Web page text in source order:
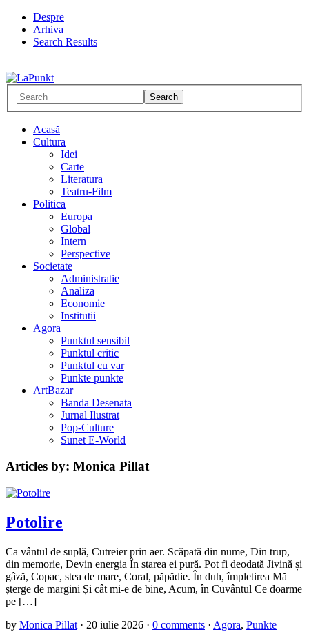
Despre
Arhiva
Search Results
Acasă
Cultura
Idei
Carte
Literatura
Teatru-Film
Politica
Europa
Global
Intern
Perspective
Societate
Administratie
Analiza
Economie
Institutii
Agora
Punktul sensibil
Punktul critic
Punktul cu var
Punkte punkte
ArtBazar
Banda Desenata
Jurnal Ilustrat
Pop-Culture
Sunet E-World
Articles by: Monica Pillat
Potolire
Ca vântul de suplă, Cutreier prin aer. Scăpată din nume, Din trup,
din memorie, Devin energia În starea ei pură. Pot fi deodată Jivină și
gâză, Copac, stea de mare, Coral, păpădie. În duh, împletirea Mă
șterge de margini Și cât mi-e de bine, Acum, în Cuvântul Ce doarme
pe […]
by Monica Pillat · 20 iulie 2026 · 0 comments · Agora, Punkte